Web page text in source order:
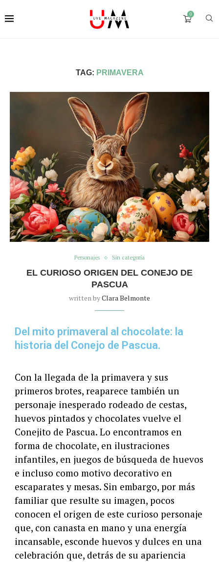
0
TAG: PRIMAVERA
Personajes Sin categoría
EL CURIOSO ORIGEN DEL CONEJO DE
PASCUA
written byClara Belmonte
Del mito primaveral al chocolate: la
historia del Conejo de Pascua.
Con la llegada de la primavera y sus
primeros brotes, reaparece también un
personaje inesperado rodeado de cestas,
huevos pintados y chocolates vuelve el
Conejito de Pascua. Lo encontramos en
forma de chocolate, en ilustraciones
infantiles, en juegos de búsqueda de huevos
e incluso como motivo decorativo en
escaparates y mesas. Sin embargo, por más
familiar que resulte su imagen, pocos
conocen el origen de este curioso personaje
que, con canasta en mano y una energía
incansable, esconde huevos y dulces en una
celebración que, detrás de su apariencia